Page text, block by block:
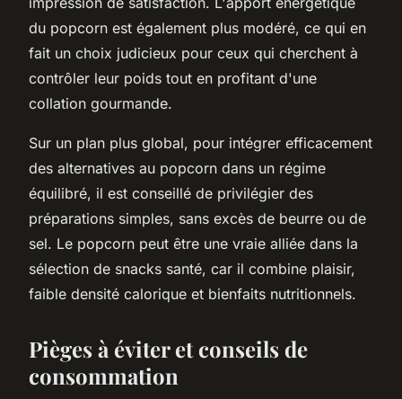
du popcorn est également plus modéré, ce qui en
fait un choix judicieux pour ceux qui cherchent à
contrôler leur poids tout en profitant d'une
collation gourmande.
Sur un plan plus global, pour intégrer efficacement
des alternatives au popcorn dans un régime
équilibré, il est conseillé de privilégier des
préparations simples, sans excès de beurre ou de
sel. Le popcorn peut être une vraie alliée dans la
sélection de snacks santé, car il combine plaisir,
faible densité calorique et bienfaits nutritionnels.
Pièges à éviter et conseils de
consommation